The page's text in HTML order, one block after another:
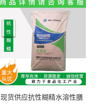
现货供应抗性糊精水溶性膳